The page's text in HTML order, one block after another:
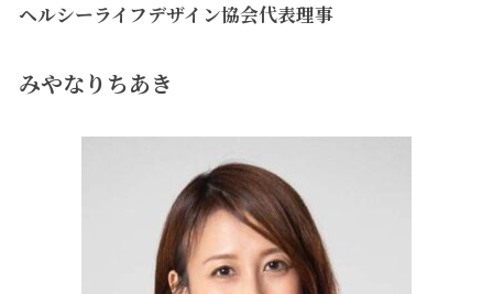
ヘルシーライフデザイン協会代表理事
みやなりちあき